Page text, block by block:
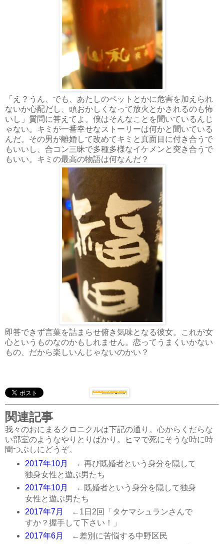
「え？うん、でも、あたしのペットとかに危害を加えられ
ないか心配だし、頭おかしくなって放火とかされるのも怖
いし」質問に答えてよ。僕はそんなことを聞いているんじ
ゃない。キミが一番幸せなストーリーは何かと聞いている
んだ。その男が離婚して改めてキミと真面目に付き合うで
もいいし、合コン三昧で多種多様なイケメンと突き合うで
もいい。キミの最高の物語は何なんだ？
即答できず言葉を詰まらせ俯き気味となる彼女。これが女
心というものなのかもしれません。恋ってうまくいかない
もの、だから楽しいんじゃないのかい？
関連記事
我々のおにまるクロニクルは下記の通り。心からくだらな
い部室のようなやりとりばかり。ヒマで死にそうな時に時
間つぶしにどうぞ。
2017年10月
←再び既婚者という身分を隠して
独身女性と遊ぶ男たち
2017年10月
←既婚者という身分を隠して独身
女性と遊ぶ男たち
2017年7月
←1日2回「タケマシュランさんで
すか？握手して下さい！」
2017年6月
←差別に苦悩する中野区民